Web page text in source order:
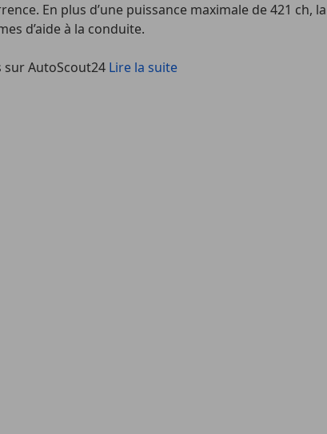
En plus d’une puissance maximale de 421 ch, la
d’aide à la conduite.
sur AutoScout24 Lire la suite